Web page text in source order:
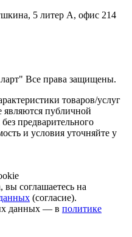
5 литер А, офис 214
Все права защищены.
товаров/услуг
являются публичной
предварительного
и условия уточняйте у
вы соглашаетесь на
(согласие).
данных — в политике